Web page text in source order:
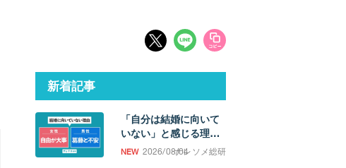
新着記事
「自分は結婚に向いて
いない」と感じる理
由。「誰かと過ごした
2026/08/04ナレソメ総研